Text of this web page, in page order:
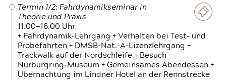
Termin 1/2: Fahrdynamikseminar in
Theorie und Praxis
11.00—16.00 Uhr
+ Fahrdynamik-Lehrgang + Verhalten bei Test- und
Probefahrten + DMSB-Nat.-A-Lizenzlehrgang +
Trackwalk auf der Nordschleife + Besuch
Nürburgring-Museum + Gemeinsames Abendessen +
Übernachtung im Lindner Hotel an der Rennstrecke